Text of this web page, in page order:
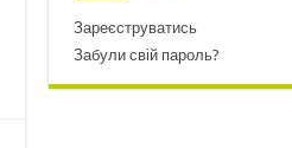
Зареєструватись
Забули свій пароль?